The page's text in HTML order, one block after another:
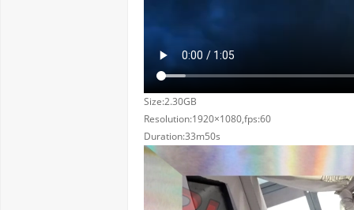
Size:2.30GB
Resolution:1920×1080,fps:60
Duration:33m50s